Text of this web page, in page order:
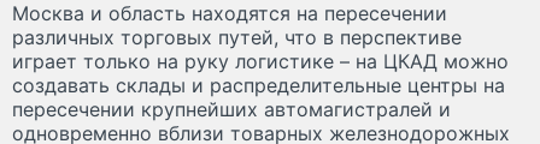
Москва и область находятся на пересечении
различных торговых путей, что в перспективе
играет только на руку логистике – на ЦКАД можно
создавать склады и распределительные центры на
пересечении крупнейших автомагистралей и
одновременно вблизи товарных железнодорожных